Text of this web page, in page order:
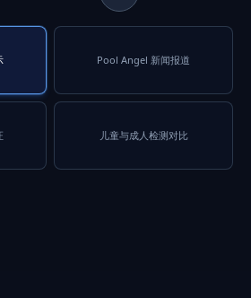
Pool Angel 新闻报道
儿童与成人检测对比